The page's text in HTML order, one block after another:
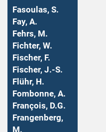
Fasoulas, S.
Fay, A.
Fehrs, M.
Fichter, W.
Fischer, F.
Fischer, J.-S.
Flühr, H.
Fombonne, A.
François, D.G.
Frangenberg,
M.